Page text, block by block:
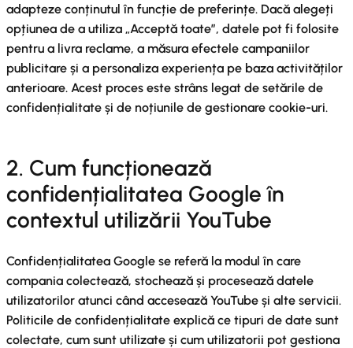
adapteze conținutul în funcție de preferințe. Dacă alegeți
opțiunea de a utiliza „Acceptă toate”, datele pot fi folosite
pentru a livra reclame, a măsura efectele campaniilor
publicitare și a personaliza experiența pe baza activităților
anterioare. Acest proces este strâns legat de setările de
confidențialitate și de noțiunile de gestionare cookie-uri.
2. Cum funcționează
confidențialitatea Google în
contextul utilizării YouTube
Confidențialitatea Google se referă la modul în care
compania colectează, stochează și procesează datele
utilizatorilor atunci când accesează YouTube și alte servicii.
Politicile de confidențialitate explică ce tipuri de date sunt
colectate, cum sunt utilizate și cum utilizatorii pot gestiona